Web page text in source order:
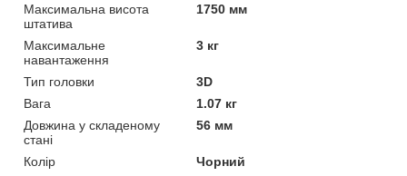
Максимальна висота
штатива
1750 мм
Максимальне
навантаження
3 кг
Тип головки
3D
Вага
1.07 кг
Довжина у складеному
стані
56 мм
Колір
Чорний